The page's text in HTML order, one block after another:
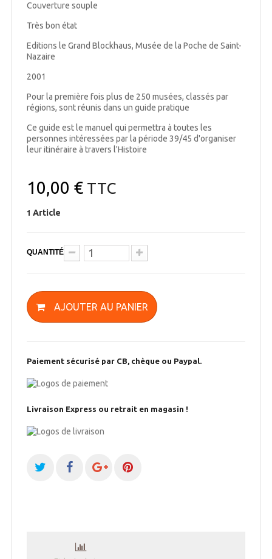
Couverture souple
Très bon état
Editions le Grand Blockhaus, Musée de la Poche de Saint-
Nazaire
2001
Pour la première fois plus de 250 musées, classés par
régions, sont réunis dans un guide pratique
Ce guide est le manuel qui permettra à toutes les
personnes intéressées par la période 39/45 d'organiser
leur itinéraire à travers l'Histoire
10,00 €TTC
1 Article
QUANTITÉ
AJOUTER AU PANIER
Paiement sécurisé par CB, chèque ou Paypal.
Livraison Express ou retrait en magasin !